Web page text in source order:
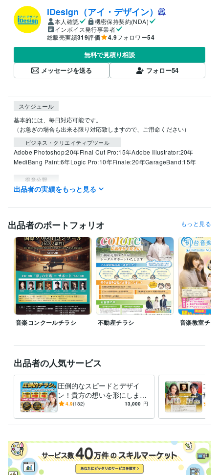
iDesign（アイ・デザイン）
本人確認
機密保持契約(NDA)
インボイス発行事業者
総販売実績319評価 4.9フォロワー54
無料で見積り相談
メッセージを送る
フォロー54
スケジュール
基本的には、毎日対応可能です。
（お急ぎの場合も出来る限り対応致しますので、ご用命ください）
ビジネス・クリエイティブツール
Adobe Photoshop:20年Final Cut Pro:15年Adobe Illustrator:20年
MediBang Paint:6年Logic Pro:10年Finale:20年GarageBand:15年
得意分野
デザイン制作 画像切り抜き、加工
デザイン制作 各種チラシ・広告など
出品者の実績をもっと見る
出品者のポートフォリオ もっと見る
音楽コンクールチラシ 不動産チラシ 音楽教室チラ
出品者の人気サービス
圧倒的なスピードとデザイ
ン！貴方の想いを形にします
＜飲食店、医療、福祉、不動
に対応＞
4.9(182) 13,000 円
コン
音楽
【音
す！